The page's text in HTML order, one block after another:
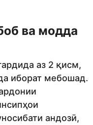
ва модда
аз 2 қисм,
иборат мебошад.
андозӣ,